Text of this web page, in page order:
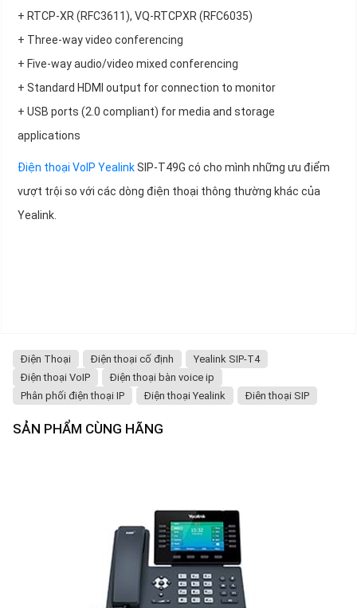
+ RTCP-XR (RFC3611), VQ-RTCPXR (RFC6035)
+ Three-way video conferencing
+ Five-way audio/video mixed conferencing
+ Standard HDMI output for connection to monitor
+ USB ports (2.0 compliant) for media and storage
applications
Điện thoại VoIP YealinkSIP-T49G có cho mình những ưu điểm
vượt trội so với các dòng điện thoại thông thường khác của
Yealink.
Điện Thoại Điện thoại cố định
Yealink SIP-T4
Điện thoại VoIP
Điện thoại bàn voice ip
Phân phối điện thoại IP
Điện thoại Yealink Điên thoại SIP
SẢN PHẨM CÙNG HÃNG